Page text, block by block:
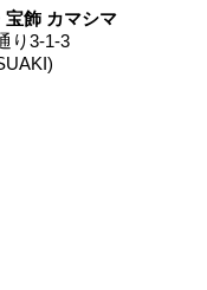
飾 カマシマ
り3-1-3